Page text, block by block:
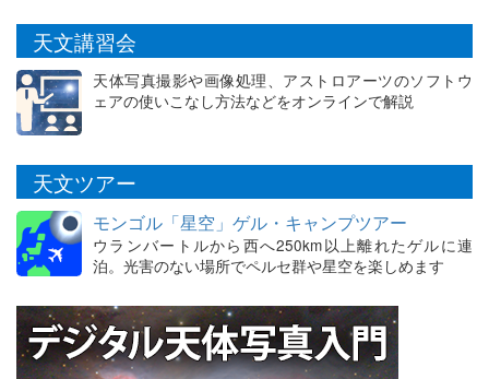
天文講習会
天体写真撮影や画像処理、アストロアーツのソフトウ
ェアの使いこなし方法などをオンラインで解説
天文ツアー
モンゴル「星空」ゲル・キャンプツアー
ウランバートルから西へ250km以上離れたゲルに連
泊。光害のない場所でペルセ群や星空を楽しめます